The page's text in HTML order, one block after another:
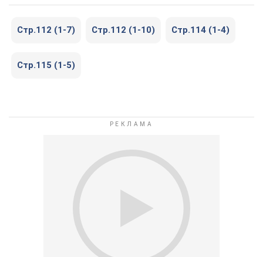
Стр.112 (1-7) Стр.112 (1-10) Стр.114 (1-4)
Стр.115 (1-5)